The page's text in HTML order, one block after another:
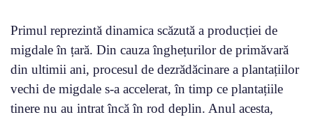
Primul reprezintă dinamica scăzută a producției de
migdale în țară. Din cauza înghețurilor de primăvară
din ultimii ani, procesul de dezrădăcinare a plantațiilor
vechi de migdale s-a accelerat, în timp ce plantațiile
tinere nu au intrat încă în rod deplin. Anul acesta,